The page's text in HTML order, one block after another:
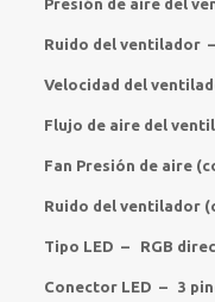
Presión de aire del
Ruido del ventilador
Velocidad del
Flujo de aire del
Fan Presión de aire
Ruido del ventilador
Tipo LED – RGB
Conector LED – 3